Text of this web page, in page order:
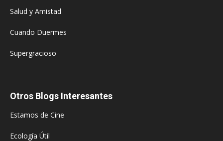
Salud y Amistad
Cuando Duermes
Supergracioso
Otros Blogs Interesantes
Estamos de Cine
Ecología Útil